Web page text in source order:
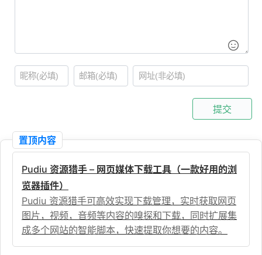
提交
置顶内容
Pudiu 资源猎手 – 网页媒体下载工具（一款好用的浏
览器插件）
Pudiu 资源猎手可高效实现下载管理，实时获取网页
图片，视频，音频等内容的嗅探和下载，同时扩展集
成多个网站的智能脚本，快速提取你想要的内容。